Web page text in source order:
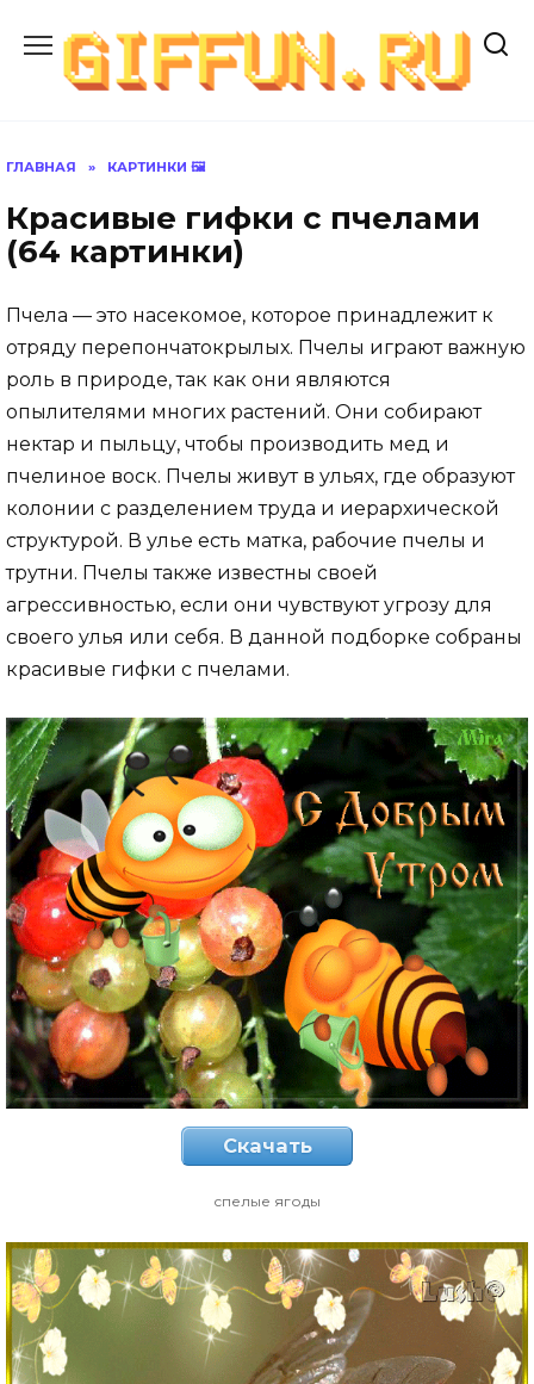
содержанию
ГЛАВНАЯ » КАРТИНКИ 🖼
Красивые гифки с пчелами
(64 картинки)
Пчела — это насекомое, которое принадлежит к
отряду перепончатокрылых. Пчелы играют важную
роль в природе, так как они являются
опылителями многих растений. Они собирают
нектар и пыльцу, чтобы производить мед и
пчелиное воск. Пчелы живут в ульях, где образуют
колонии с разделением труда и иерархической
структурой. В улье есть матка, рабочие пчелы и
трутни. Пчелы также известны своей
агрессивностью, если они чувствуют угрозу для
своего улья или себя. В данной подборке собраны
красивые гифки с пчелами.
Скачать
спелые ягоды